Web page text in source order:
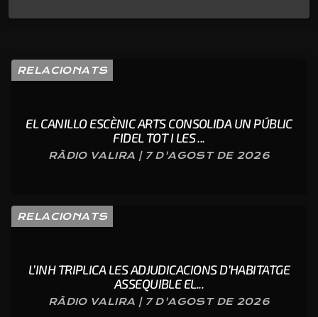
RELACIONATS
EL CANILLO ESCÈNIC ARTS CONSOLIDA UN PÚBLIC
FIDEL TOT I LES ...
RÀDIO VALIRA | 7 D'AGOST DE 2026
RELACIONATS
L’INH TRIPLICA LES ADJUDICACIONS D’HABITATGE
ASSEQUIBLE EL...
RÀDIO VALIRA | 7 D'AGOST DE 2026